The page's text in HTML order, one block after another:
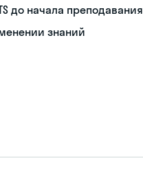
до начала преподавания
знаний